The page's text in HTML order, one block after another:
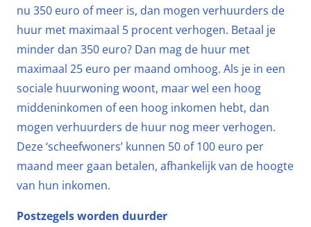
nu 350 euro of meer is, dan mogen verhuurders de
huur met maximaal 5 procent verhogen. Betaal je
minder dan 350 euro? Dan mag de huur met
maximaal 25 euro per maand omhoog. Als je in een
sociale huurwoning woont, maar wel een hoog
middeninkomen of een hoog inkomen hebt, dan
mogen verhuurders de huur nog meer verhogen.
Deze ‘scheefwoners’ kunnen 50 of 100 euro per
maand meer gaan betalen, afhankelijk van de hoogte
van hun inkomen.
Postzegels worden duurder